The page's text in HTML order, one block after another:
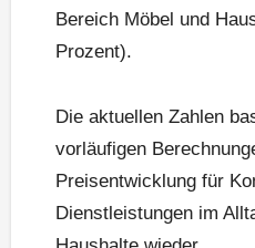
Bereich Möbel und
Prozent).
Die aktuellen Zahlen
vorläufigen
Preisentwicklung für
Dienstleistungen im